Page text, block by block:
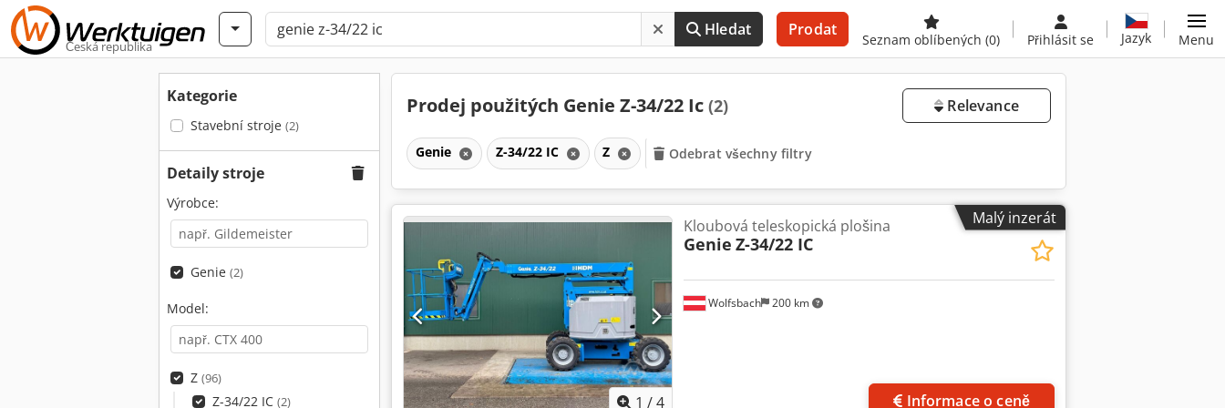
Česká republika
Hledat Prodat
Seznam oblíbených (0) Přihlásit se Jazyk Menu
Kategorie
Stavební stroje (2)
Detaily stroje
Výrobce:
Genie (2)
Model:
Z (96)
Z-34/22 IC (2)
Prodej použitých Genie Z-34/22 Ic (2) Relevance
Genie Z-34/22 IC Z Odebrat všechny filtry
Malý inzerát
1 /4
Wolfsbach 200 km
Kloubová teleskopická plošina
Genie Z-34/22 IC
Informace o ceně